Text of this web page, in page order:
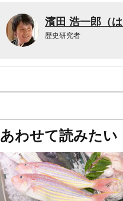
濱田 浩一郎（
歴史研究者
あわせて読みたい